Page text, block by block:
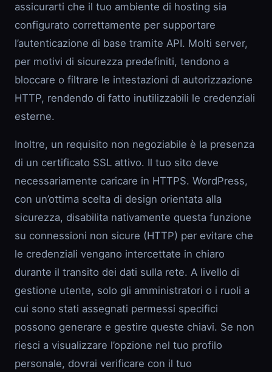
assicurarti che il tuo ambiente di hosting sia
configurato correttamente per supportare
l’autenticazione di base tramite API. Molti server,
per motivi di sicurezza predefiniti, tendono a
bloccare o filtrare le intestazioni di autorizzazione
HTTP, rendendo di fatto inutilizzabili le credenziali
esterne.
Inoltre, un requisito non negoziabile è la presenza
di un certificato SSL attivo. Il tuo sito deve
necessariamente caricare in HTTPS. WordPress,
con un’ottima scelta di design orientata alla
sicurezza, disabilita nativamente questa funzione
su connessioni non sicure (HTTP) per evitare che
le credenziali vengano intercettate in chiaro
durante il transito dei dati sulla rete. A livello di
gestione utente, solo gli amministratori o i ruoli a
cui sono stati assegnati permessi specifici
possono generare e gestire queste chiavi. Se non
riesci a visualizzare l’opzione nel tuo profilo
personale, dovrai verificare con il tuo